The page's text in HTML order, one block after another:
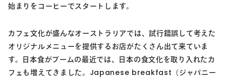
始まりをコーヒーでスタートします。
カフェ文化が盛んなオーストラリアでは、試行錯誤して考えた
オリジナルメニューを提供するお店がたくさん出て来ていま
す。日本食がブームの最近では、日本の食文化を取り入れたカ
フェも増えてきました。Japanese breakfast（ジャパニー